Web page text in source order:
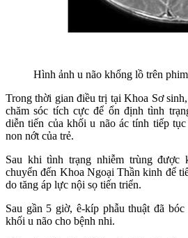
Hình ảnh u não khổng lồ trên
Trong thời gian điều trị tại Khoa Sơ
chăm sóc tích cực để ổn định tình
diễn tiến của khối u não ác tính tiếp
non nớt của trẻ.
Sau khi tình trạng nhiễm trùng được
chuyển đến Khoa Ngoại Thần kinh để
do tăng áp lực nội sọ tiến triển.
Sau gần 5 giờ, ê-kíp phẫu thuật đã
khối u não cho bệnh nhi.